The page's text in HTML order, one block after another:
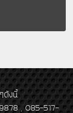
ดังนี้
, 085-517-